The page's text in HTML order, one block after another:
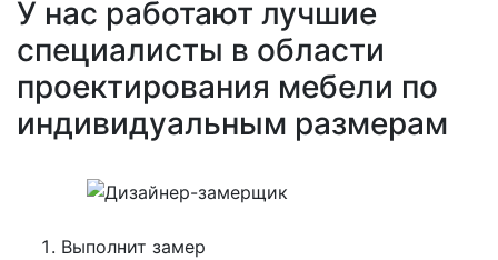
У нас работают лучшие
специалисты в области
проектирования мебели по
индивидуальным размерам
Выполнит замер